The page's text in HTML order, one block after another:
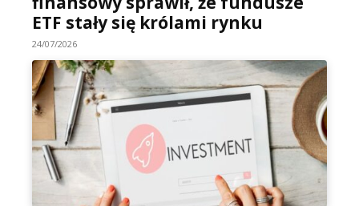
ETF stały się królami rynku
24/07/2026